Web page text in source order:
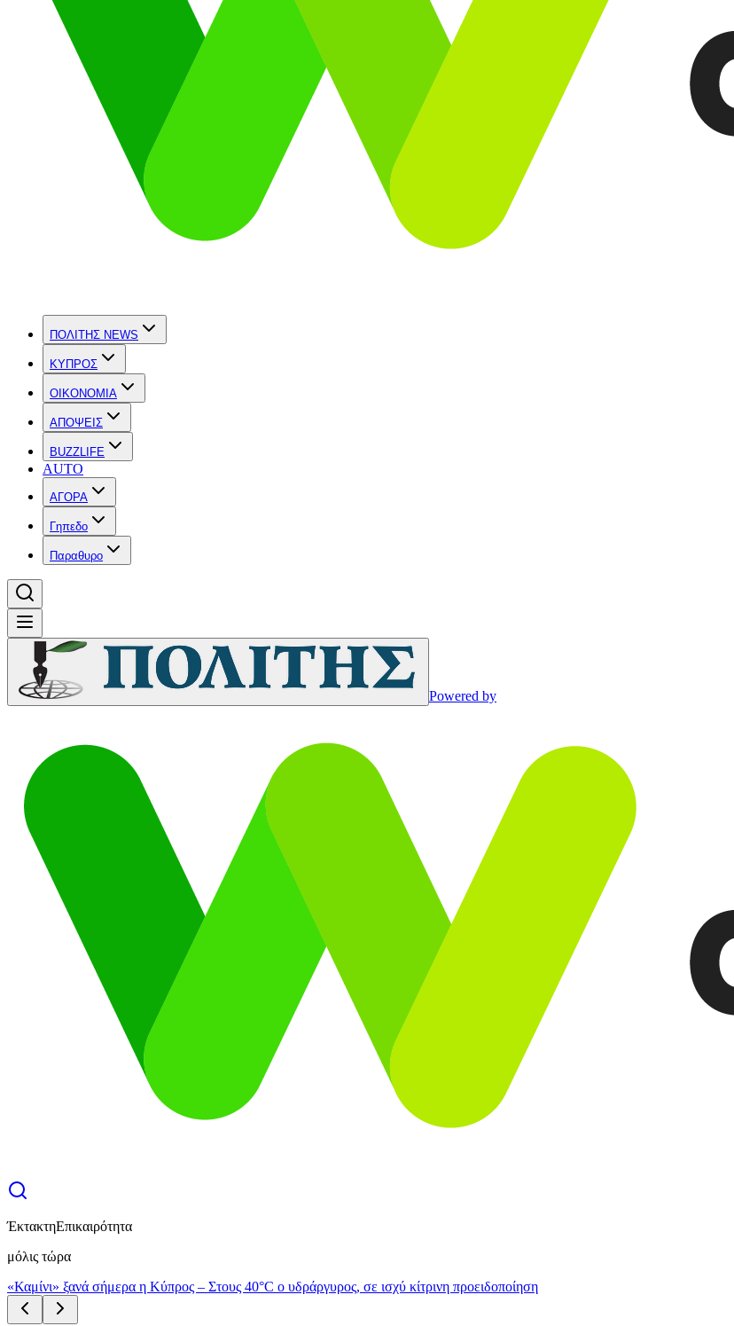
ΠΟΛΙΤΗΣ NEWS
ΚΥΠΡΟΣ
OIKONOMIA
ΑΠΟΨΕΙΣ
BUZZLIFE
AUTO
ΑΓΟΡΑ
Γηπεδο
Παραθυρο
Powered by
ΈκτακτηΕπικαιρότητα
μόλις τώρα
«Καμίνι» ξανά σήμερα η Κύπρος – Στους 40°C ο υδράργυρος, σε ισχύ κίτρινη προειδοποίηση